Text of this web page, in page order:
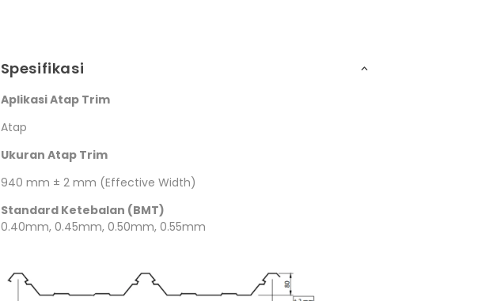
Spesifikasi
Aplikasi Atap Trimdek
Atap
Ukuran Atap Trimdek
940 mm ± 2 mm (Effective Width)
Standard Ketebalan (BMT)
0.40mm, 0.45mm, 0.50mm, 0.55mm